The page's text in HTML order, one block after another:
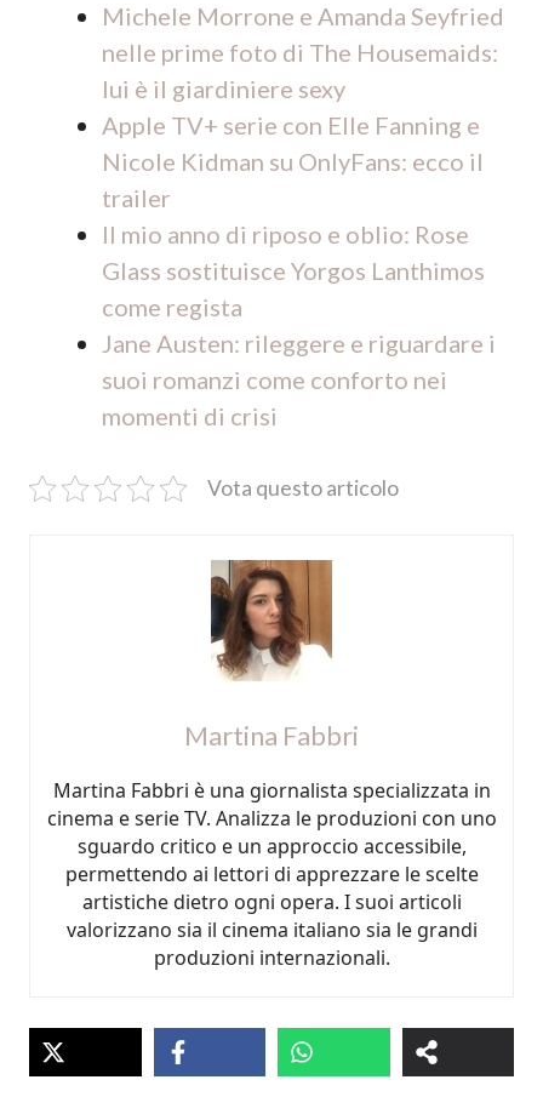
Michele Morrone e Amanda Seyfried
nelle prime foto di The Housemaids:
lui è il giardiniere sexy
Apple TV+ serie con Elle Fanning e
Nicole Kidman su OnlyFans: ecco il
trailer
Il mio anno di riposo e oblio: Rose
Glass sostituisce Yorgos Lanthimos
come regista
Jane Austen: rileggere e riguardare i
suoi romanzi come conforto nei
momenti di crisi
Vota questo articolo
Martina Fabbri
Martina Fabbri è una giornalista specializzata in
cinema e serie TV. Analizza le produzioni con uno
sguardo critico e un approccio accessibile,
permettendo ai lettori di apprezzare le scelte
artistiche dietro ogni opera. I suoi articoli
valorizzano sia il cinema italiano sia le grandi
produzioni internazionali.